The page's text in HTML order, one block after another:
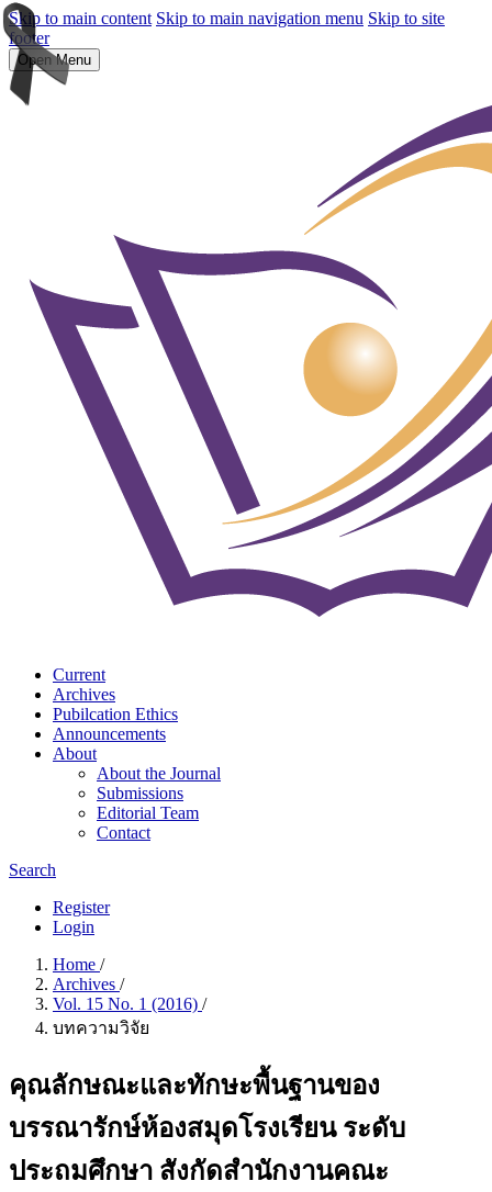
Skip to main content Skip to main navigation menu Skip to site
footer
Open Menu
Current
Archives
Pubilcation Ethics
Announcements
About
About the Journal
Submissions
Editorial Team
Contact
Search
Register
Login
Home /
Archives /
Vol. 15 No. 1 (2016) /
บทความวิจัย
คุณลักษณะและทักษะพื้นฐานของ
บรรณารักษ์ห้องสมุดโรงเรียน ระดับ
ประถมศึกษา สังกัดสำนักงานคณะ